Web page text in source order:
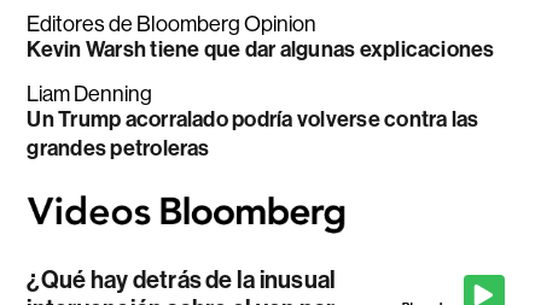
Editores de Bloomberg Opinion
Kevin Warsh tiene que dar algunas explicaciones
Liam Denning
Un Trump acorralado podría volverse contra las
grandes petroleras
¿Qué hay detrás de la inusual